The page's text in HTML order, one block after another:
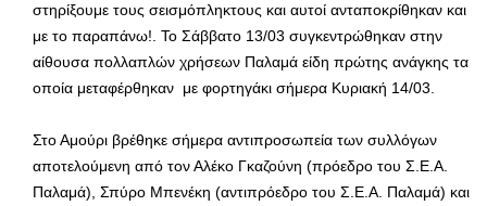
στηρίξουμε τους σεισμόπληκτους και αυτοί ανταποκρίθηκαν και
με το παραπάνω!. Το Σάββατο 13/03 συγκεντρώθηκαν στην
αίθουσα πολλαπλών χρήσεων Παλαμά είδη πρώτης ανάγκης τα
οποία μεταφέρθηκαν με φορτηγάκι σήμερα Κυριακή 14/03.
Στο Αμούρι βρέθηκε σήμερα αντιπροσωπεία των συλλόγων
αποτελούμενη από τον Αλέκο Γκαζούνη (πρόεδρο του Σ.Ε.Α.
Παλαμά), Σπύρο Μπενέκη (αντιπρόεδρο του Σ.Ε.Α. Παλαμά) και